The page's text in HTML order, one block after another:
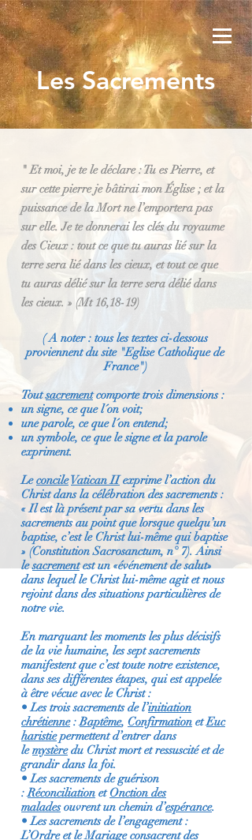
Les Sacrements
"Et moi, je te le déclare : Tu es Pierre, et
sur cette pierre je bâtirai mon Église ; et la
puissance de la Mort ne l’emportera pas
sur elle. Je te donnerai les clés du royaume
des Cieux : tout ce que tu auras lié sur la
terre sera lié dans les cieux, et tout ce que
tu auras délié sur la terre sera délié dans
les cieux. » (Mt 16,18-19)
( A noter : tous les textes ci-dessous
proviennent du site "Eglise Catholique de
France")
Toutsacrementcomporte trois dimensions :
un signe, ce que l´on voit;
une parole, ce que l´on entend;
un symbole, ce que le signe et la parole
expriment.
LeconcileVatican IIexprime l’action du
Christ dans la célébration des sacrements :
« Il est là présent par sa vertu dans les
sacrements au point que lorsque quelqu’un
baptise, c’est le Christ lui-même qui baptise
» (Constitution Sacrosanctum, n° 7). Ainsi
lesacrementest un «événement de salut»
dans lequel le Christ lui-même agit et nous
rejoint dans des situations particulières de
notre vie.
En marquant les moments les plus décisifs
de la vie humaine, les sept sacrements
manifestent que c’est toute notre existence,
dans ses différentes étapes, qui est appelée
à être vécue avec le Christ :
• Les trois sacrements de l’initiation
chrétienne:Baptême, Confirmation etEuc
haristiepermettent d’entrer dans
lemystèredu Christ mort et ressuscité et de
grandir dans la foi.
• Les sacrements de guérison
:Réconciliation etOnction des
maladesouvrent un chemin d’espérance.
• Les sacrements de l’engagement :
L’Ordreet leMariageconsacrent des